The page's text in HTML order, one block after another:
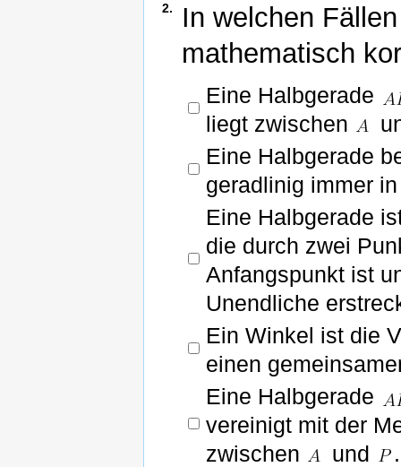
2.
In welchen
mathematisch
Eine Halbgerade
liegt zwischen
Eine Halbgerade
geradlinig immer
Eine Halbgerade
die durch zwei
Anfangspunkt ist
Unendliche
Ein Winkel ist die
einen
Eine Halbgerade
vereinigt mit der
zwischen
und
.